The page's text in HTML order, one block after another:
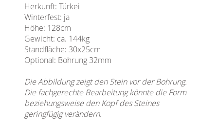
Herkunft: Türkei
Winterfest: ja
Höhe: 128cm
Gewicht: ca. 144kg
Standfläche: 30x25cm
Optional: Bohrung 32mm
Die Abbildung zeigt den Stein vor der Bohrung.
Die fachgerechte Bearbeitung könnte die Form
beziehungsweise den Kopf des Steines
geringfügig verändern.